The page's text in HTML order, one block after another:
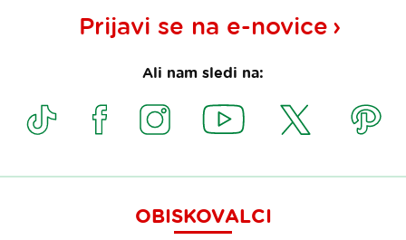
Prijavi se na e-novice
Ali nam sledi na:
OBISKOVALCI